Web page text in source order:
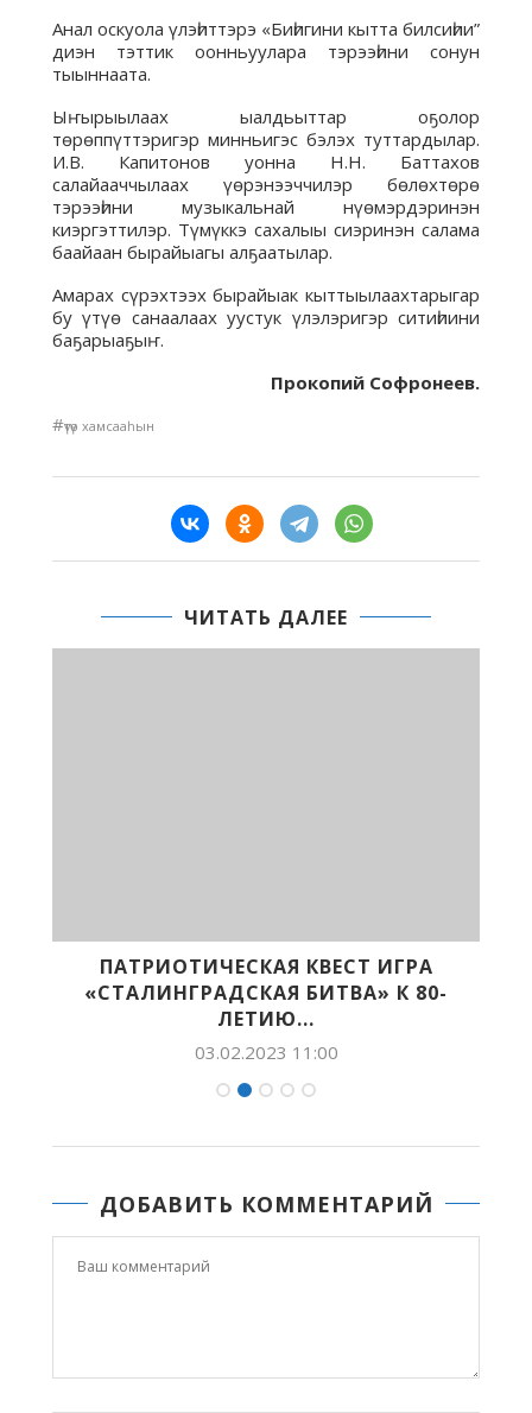
Анал оскуола үлэһиттэрэ «Биһигини кытта билсиһии”
диэн тэттик оонньуулара тэрээһини сонун
тыыннаата.
Ыҥырыылаах ыалдьыттар оҕолор
төрөппүттэригэр минньигэс бэлэх туттардылар.
И.В. Капитонов уонна Н.Н. Баттахов
салайааччылаах үөрэнээччилэр бөлөхтөрө
тэрээһини музыкальнай нүөмэрдэринэн
киэргэттилэр. Түмүккэ сахалыы сиэринэн салама
баайаан бырайыагы алҕаатылар.
Амарах сүрэхтээх бырайыак кыттыылаахтарыгар
бу үтүө санаалаах уустук үлэлэригэр ситиһиини
баҕарыаҕыҥ.
Прокопий Софронеев.
#үтүө хамсааһын
ЧИТАТЬ ДАЛЕЕ
ПАТРИОТИЧЕСКАЯ КВЕСТ ИГРА
«СТАЛИНГРАДСКАЯ БИТВА» К 80-
ЛЕТИЮ...
03.02.2023 11:00
ДОБАВИТЬ КОММЕНТАРИЙ